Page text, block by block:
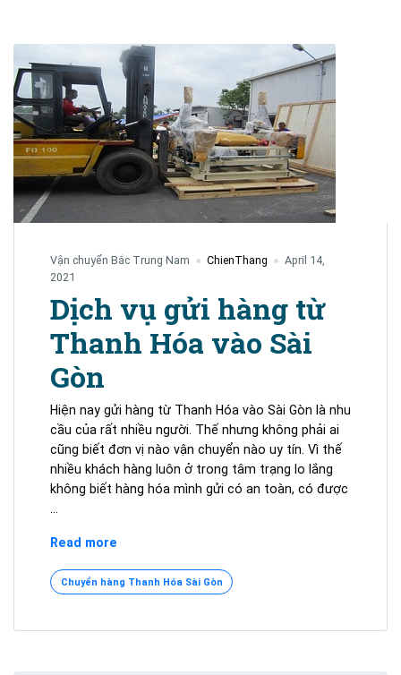
Vận chuyển Bắc Trung Nam ChienThang
April 14,
2021
Dịch vụ gửi hàng từ
Thanh Hóa vào Sài
Gòn
Hiện nay gửi hàng từ Thanh Hóa vào Sài Gòn là nhu
cầu của rất nhiều người. Thế nhưng không phải ai
cũng biết đơn vị nào vận chuyển nào uy tín. Vì thế
nhiều khách hàng luôn ở trong tâm trạng lo lắng
không biết hàng hóa mình gửi có an toàn, có được
Read more
gửi
Chuyển hàng Thanh Hóa Sài Gòn